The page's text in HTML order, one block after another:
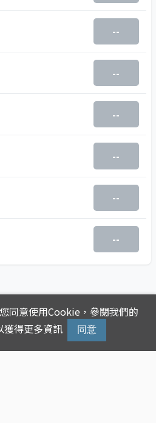
--
--
--
--
--
--
同意使用Cookie，參閱我們的
獲得更多資訊 同意